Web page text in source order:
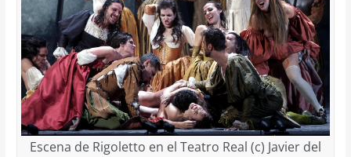
Escena de Rigoletto en el Teatro Real (c) Javier del